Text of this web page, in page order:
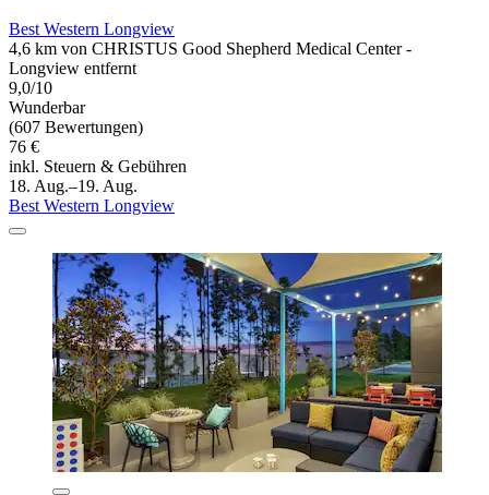
Best Western Longview
4,6 km von CHRISTUS Good Shepherd Medical Center -
Longview entfernt
9,0/10
Wunderbar
(607 Bewertungen)
76 €
inkl. Steuern & Gebühren
18. Aug.–19. Aug.
Best Western Longview